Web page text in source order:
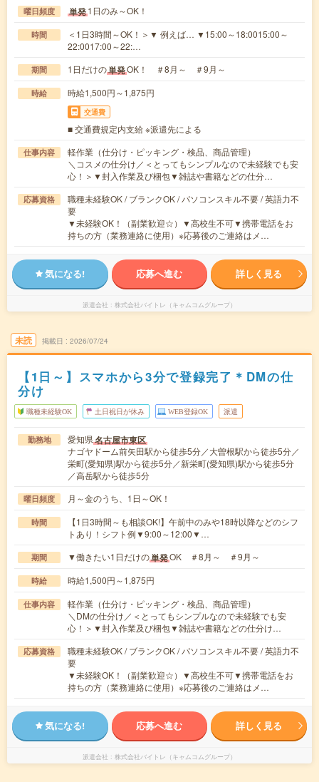
曜日頻度 単発1日のみ～OK！
時間
＜1日3時間～OK！＞▼ 例えば… ▼15:00～18:0015:00～
22:0017:00～22:…
期間 1日だけの単発OK！ ＃8月～ ＃9月～
時給 時給1,500円～1,875円
交通費
■ 交通費規定内支給 ※派遣先による
仕事内容
軽作業（仕分け・ピッキング・検品、商品管理）
＼コスメの仕分け／＜とってもシンプルなので未経験でも安
心！＞▼封入作業及び梱包▼雑誌や書籍などの仕分…
応募資格
職種未経験OK / ブランクOK / パソコンスキル不要 / 英語力不
要
▼未経験OK！（副業歓迎☆）▼高校生不可▼携帯電話をお
持ちの方（業務連絡に使用）※応募後のご連絡はメ…
気になる! 応募へ進む 詳しく見る
派遣会社 株式会社バイトレ（キャムコムグループ）
未読 掲載日 2026/07/24
【1日～】スマホから3分で登録完了＊DMの仕
分け
職種未経験OK 土日祝日が休み WEB登録OK 派遣
勤務地 愛知県名古屋市東区
ナゴヤドーム前矢田駅から徒歩5分／大曽根駅から徒歩5分／
栄町(愛知県)駅から徒歩5分／新栄町(愛知県)駅から徒歩5分
／高岳駅から徒歩5分
曜日頻度 月～金のうち、1日～OK！
時間
【1日3時間～も相談OK!】午前中のみや18時以降などのシフ
トあり！シフト例▼9:00～12:00▼…
期間 ▼働きたい1日だけの単発OK ＃8月～ ＃9月～
時給 時給1,500円～1,875円
仕事内容
軽作業（仕分け・ピッキング・検品、商品管理）
＼DMの仕分け／＜とってもシンプルなので未経験でも安
心！＞▼封入作業及び梱包▼雑誌や書籍などの仕分け…
応募資格
職種未経験OK / ブランクOK / パソコンスキル不要 / 英語力不
要
▼未経験OK！（副業歓迎☆）▼高校生不可▼携帯電話をお
持ちの方（業務連絡に使用）※応募後のご連絡はメ…
気になる! 応募へ進む 詳しく見る
派遣会社 株式会社バイトレ（キャムコムグループ）